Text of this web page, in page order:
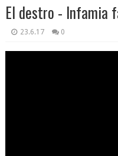
El destro - Infamia
23.6.17 0